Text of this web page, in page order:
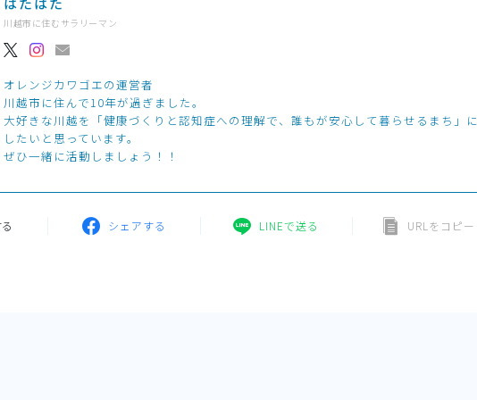
川越市に住むサラリーマン
オレンジカワゴエの運営者
川越市に住んで10年が過ぎました。
大好きな川越を「健康づくりと認知症への理解で、誰もが安心して暮らせるまち」に
したいと思っています。
ぜひ一緒に活動しましょう！！
シェアする LINEで送る URLをコピー